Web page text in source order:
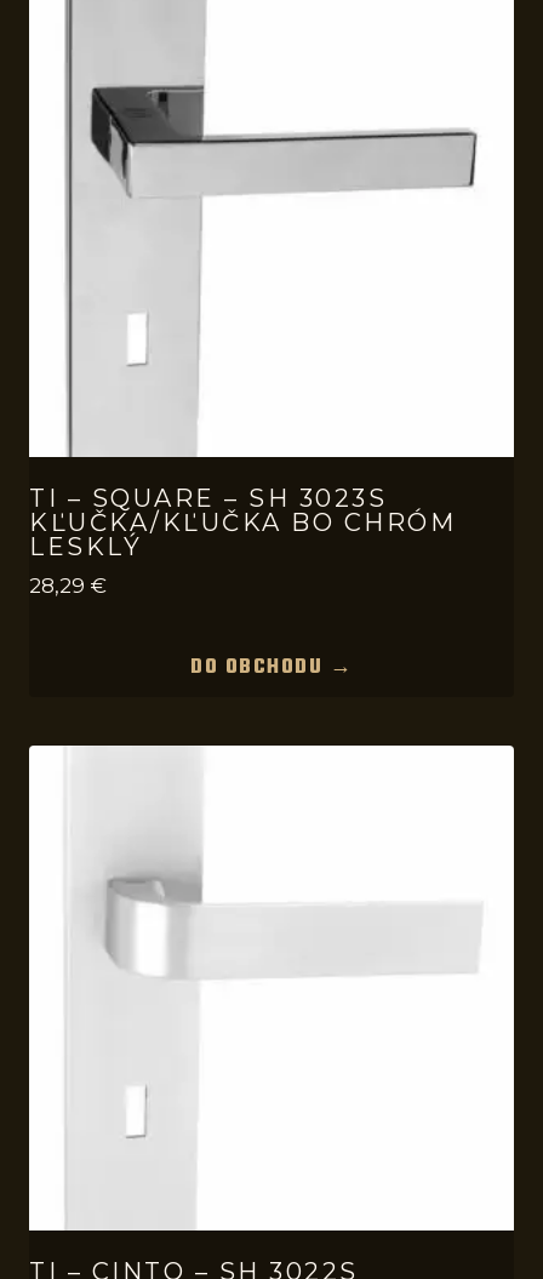
TI – SQUARE – SH 3023S
KĽUČKA/KĽUČKA BO CHRÓM
LESKLÝ
28,29 €
DO OBCHODU →
TI – CINTO – SH 3022S